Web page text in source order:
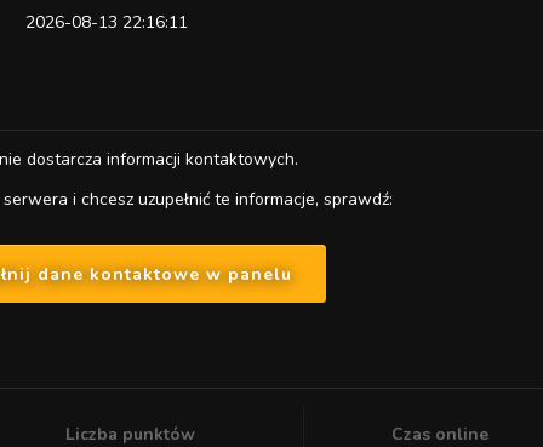
2026-08-13 22:16:11
dostarcza informacji kontaktowych.
i chcesz uzupełnić te informacje, sprawdź:
dane kontaktowe w panelu
Liczba punktów Czas online